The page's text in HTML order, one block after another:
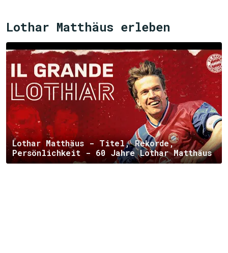
Lothar Matthäus erleben
Lothar Matthäus - Titel, Rekorde,
Persönlichkeit - 60 Jahre Lothar Matthäus